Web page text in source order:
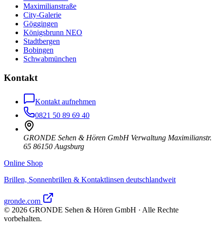
Maximilianstraße
City-Galerie
Göggingen
Königsbrunn NEO
Stadtbergen
Bobingen
Schwabmünchen
Kontakt
Kontakt aufnehmen
0821 50 89 69 40
GRONDE Sehen & Hören GmbH Verwaltung Maximilianstr.
65 86150 Augsburg
Online Shop
Brillen, Sonnenbrillen & Kontaktlinsen deutschlandweit
gronde.com
© 2026 GRONDE Sehen & Hören GmbH · Alle Rechte
vorbehalten.